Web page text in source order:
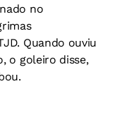
no
Quando ouviu
o goleiro disse,